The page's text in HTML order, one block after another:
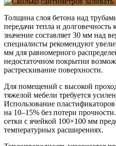
Толщина слоя бетона над
передачи тепла и
значение составляет 30 мм над
специалисты рекомендуют
мм для равномерного
недостаточном покрытии
растрескивание поверхности.
Для помещений с высокой
тяжелой мебели требуется
Использование
на 10–15% без потери
сетки с ячейкой 100×100 мм
температурных расширениях.